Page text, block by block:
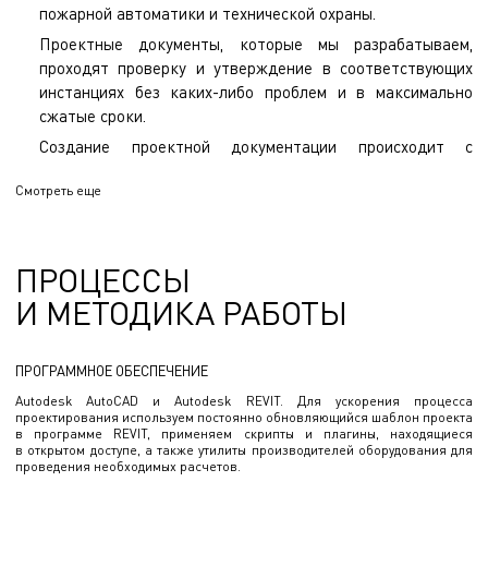
пожарной автоматики и технической охраны.
Проектные документы, которые мы разрабатываем,
проходят проверку и утверждение в соответствующих
инстанциях без каких-либо проблем и в максимально
сжатые сроки.
Создание проектной документации происходит с
Мы помогаем разработать техническое задание для
Все наши проектные решения направлены на создание
надежных, эффективных и высококачественных систем
слаботочной инфраструктуры, соответствующих самым
Смотреть еще
ПРОЦЕССЫ
И МЕТОДИКА РАБОТЫ
ПРОГРАММНОЕ ОБЕСПЕЧЕНИЕ
Autodesk AutoCAD и Autodesk REVIT. Для ускорения процесса
проектирования используем постоянно обновляющийся шаблон проекта
в программе REVIT, применяем скрипты и плагины, находящиеся
в открытом доступе, а также утилиты производителей оборудования для
проведения необходимых расчетов.